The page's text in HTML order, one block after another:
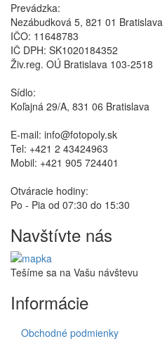
Prevádzka:
Nezábudková 5, 821 01 Bratislava
IČO: 11648783
IČ DPH: SK1020184352
Živ.reg. OÚ Bratislava 103-2518
Sídlo:
Koľajná 29/A, 831 06 Bratislava
E-mail: info@fotopoly.sk
Tel: +421 2 43424963
Mobil: +421 905 724401
Otváracie hodiny:
Po - Pia od 07:30 do 15:30
Navštívte nás
Tešíme sa na Vašu návštevu
Informácie
Obchodné podmienky